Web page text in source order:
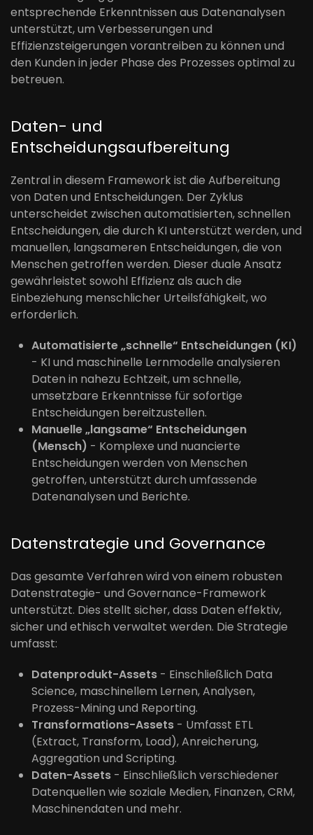
entsprechende Erkenntnissen aus Datenanalysen
unterstützt, um Verbesserungen und
Effizienzsteigerungen vorantreiben zu können und
den Kunden in jeder Phase des Prozesses optimal zu
betreuen.
Daten- und
Entscheidungsaufbereitung
Zentral in diesem Framework ist die Aufbereitung
von Daten und Entscheidungen. Der Zyklus
unterscheidet zwischen automatisierten, schnellen
Entscheidungen, die durch KI unterstützt werden, und
manuellen, langsameren Entscheidungen, die von
Menschen getroffen werden. Dieser duale Ansatz
gewährleistet sowohl Effizienz als auch die
Einbeziehung menschlicher Urteilsfähigkeit, wo
erforderlich.
Automatisierte „schnelle“ Entscheidungen (KI)
- KI und maschinelle Lernmodelle analysieren
Daten in nahezu Echtzeit, um schnelle,
umsetzbare Erkenntnisse für sofortige
Entscheidungen bereitzustellen.
Manuelle „langsame“ Entscheidungen
(Mensch) - Komplexe und nuancierte
Entscheidungen werden von Menschen
getroffen, unterstützt durch umfassende
Datenanalysen und Berichte.
Datenstrategie und Governance
Das gesamte Verfahren wird von einem robusten
Datenstrategie- und Governance-Framework
unterstützt. Dies stellt sicher, dass Daten effektiv,
sicher und ethisch verwaltet werden. Die Strategie
umfasst:
Datenprodukt-Assets - Einschließlich Data
Science, maschinellem Lernen, Analysen,
Prozess-Mining und Reporting.
Transformations-Assets - Umfasst ETL
(Extract, Transform, Load), Anreicherung,
Aggregation und Scripting.
Daten-Assets - Einschließlich verschiedener
Datenquellen wie soziale Medien, Finanzen, CRM,
Maschinendaten und mehr.